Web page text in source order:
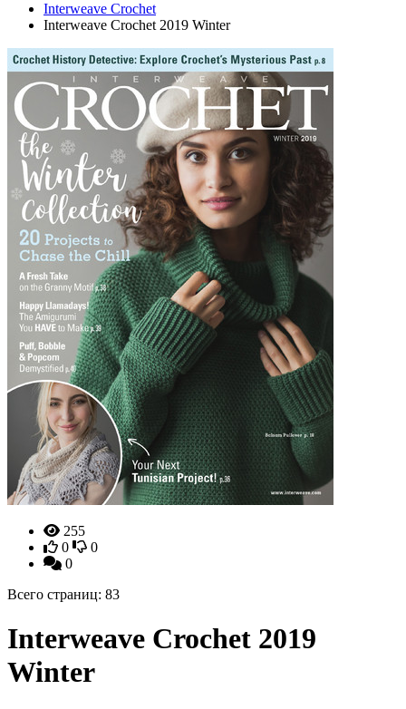
Interweave Crochet
Interweave Crochet 2019 Winter
255
0
0
0
Всего страниц: 83
Interweave Crochet 2019
Winter